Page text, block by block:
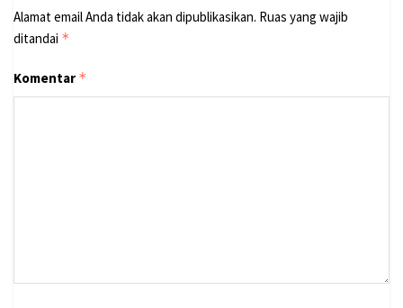
Alamat email Anda tidak akan dipublikasikan. Ruas yang wajib
ditandai *
Komentar *